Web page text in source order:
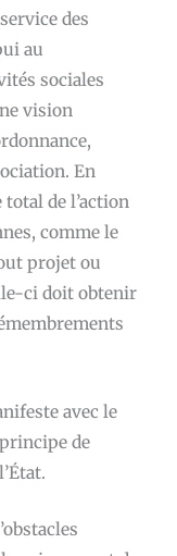
des
au
sociales
vision
En
de l’action
comme le
projet ou
ci doit obtenir
avec le
de